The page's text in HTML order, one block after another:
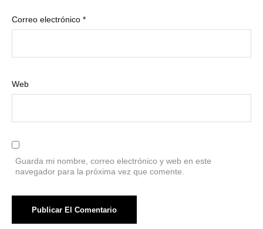
Correo electrónico *
Web
Guarda mi nombre, correo electrónico y web en este
navegador para la próxima vez que comente.